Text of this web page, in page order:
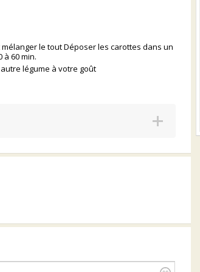
le tout Déposer les carottes dans un
à 60 min.
légume à votre goût